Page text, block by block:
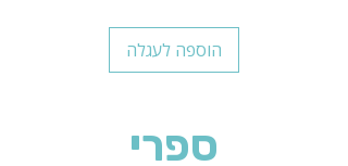
הוספה לעגלה
ספרי